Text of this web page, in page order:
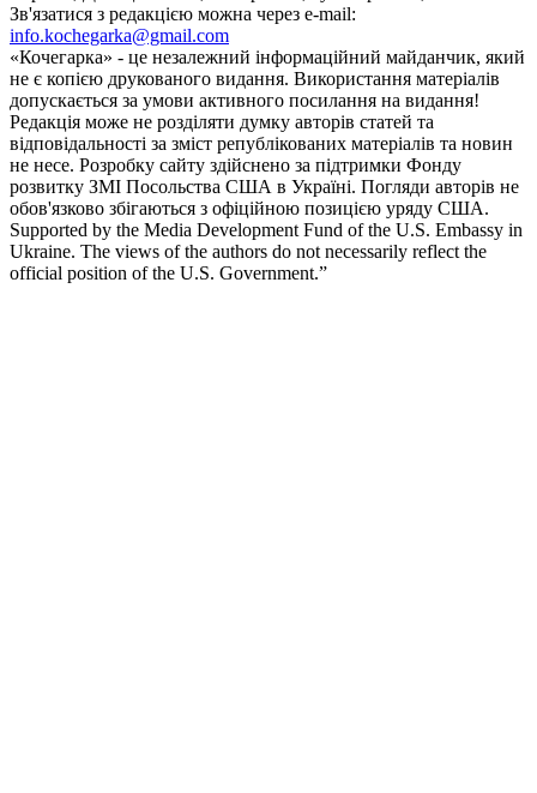
Зв'язатися з редакцією можна через e-mail:
info.kochegarka@gmail.com
«Кочегарка» - це незалежний інформаційний майданчик, який
не є копією друкованого видання. Використання матеріалів
допускається за умови активного посилання на видання!
Редакція може не розділяти думку авторів статей та
відповідальності за зміст републікованих матеріалів та новин
не несе. Розробку сайту здійснено за підтримки Фонду
розвитку ЗМІ Посольства США в Україні. Погляди авторів не
обов'язково збігаються з офіційною позицією уряду США.
Supported by the Media Development Fund of the U.S. Embassy in
Ukraine. The views of the authors do not necessarily reflect the
official position of the U.S. Government.”